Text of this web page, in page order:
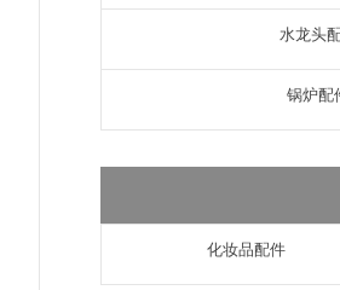
水龙头
锅炉配
化妆品配件